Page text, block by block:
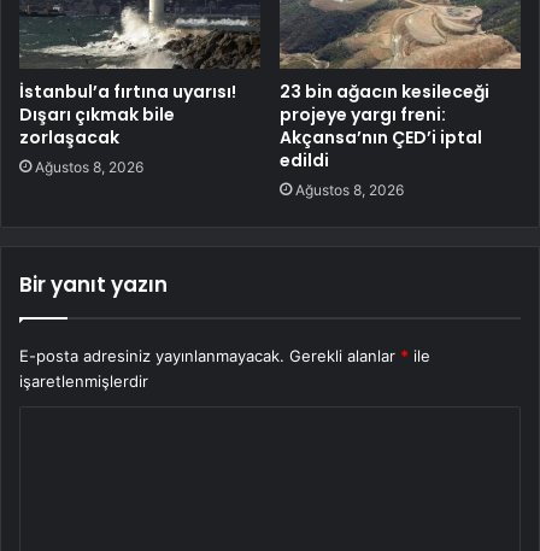
İstanbul’a fırtına uyarısı!
Dışarı çıkmak bile
zorlaşacak
Ağustos 8, 2026
23 bin ağacın kesileceği
projeye yargı freni:
Akçansa’nın ÇED’i iptal
edildi
Ağustos 8, 2026
Bir yanıt yazın
E-posta adresiniz yayınlanmayacak. Gerekli alanlar * ile
işaretlenmişlerdir